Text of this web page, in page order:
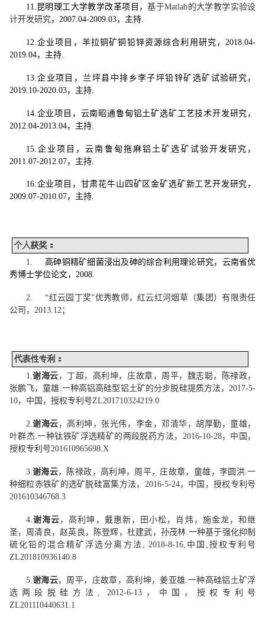
11. 昆明理工大学教学改革项目，基于Matlab的大学教学实验设
计开发研究， 2007.04-2009.03，主持.
12. 企业项目，羊拉铜矿铜铅锌资源综合利用研究， 2018.04-
2019.04，主持.
13. 企业项目，兰坪县中排乡李子坪铅锌矿选矿试验研究，
2019.10-2020.03，主持.
14. 企业项目，云南昭通鲁甸铝土矿选矿工艺技术开发研究，
2012.04-2013.04，主持.
15. 企业项目，云南鲁甸拖麻铝土矿选矿试验开发研究，
2011.07-2012.07，主持.
16.企业项目，甘肃花牛山四矿区金矿选矿新工艺开发研究，
2009.07-2010.07，主持.
个人获奖：
1.
高砷铜精矿细菌浸出及砷的综合利用理论研究，云南省优
秀博士学位论文， 2008.
2.
“红云园丁奖”优秀教师，红云红河烟草（集团）有限责任
公司， 2013.12；
代表性专利：
1. 谢海云 ，丁超，高利坤，庄故章，周平，魏志聪，陈禄政，
张鹏飞，童雄 一种高铝高硅型铝土矿的分步脱硅提质方法， 2017-5-
10，中国，授权专利号ZL201710324219.0
2. 谢海云 ，高利坤，张光伟，李金，邓清华，胡厚勤，童雄，
叶群杰 一种钛铁矿浮选精矿的两段脱药方法， 2016-10-28，中国，
授权专利号201610965698.X
3. 谢海云，陈禄政，高利坤，周平，庄故章，童雄，李圆洪. 一
种细粒赤铁矿的选矿脱硅富集方法， 2016-5-24，中国，授权专利号
201610346768.3
4. 谢海云 ，高利坤，戴惠新，田小松，肖炜，施金龙，和继
圣，周清良，赵英良，陈登辉，杜建武，孙茂林 一种基于强化抑制
硫化铅的混合精矿浮选分离方法
, 2018-8-16, 中国
授权专利号
ZL201810936140.8
5. 谢海云，周平，庄故章，高利坤，姜亚雄 一种高硅铝土矿浮
选两段脱硅方法
, 2012-6-13，中国，授权专利号
ZL201110440631.1